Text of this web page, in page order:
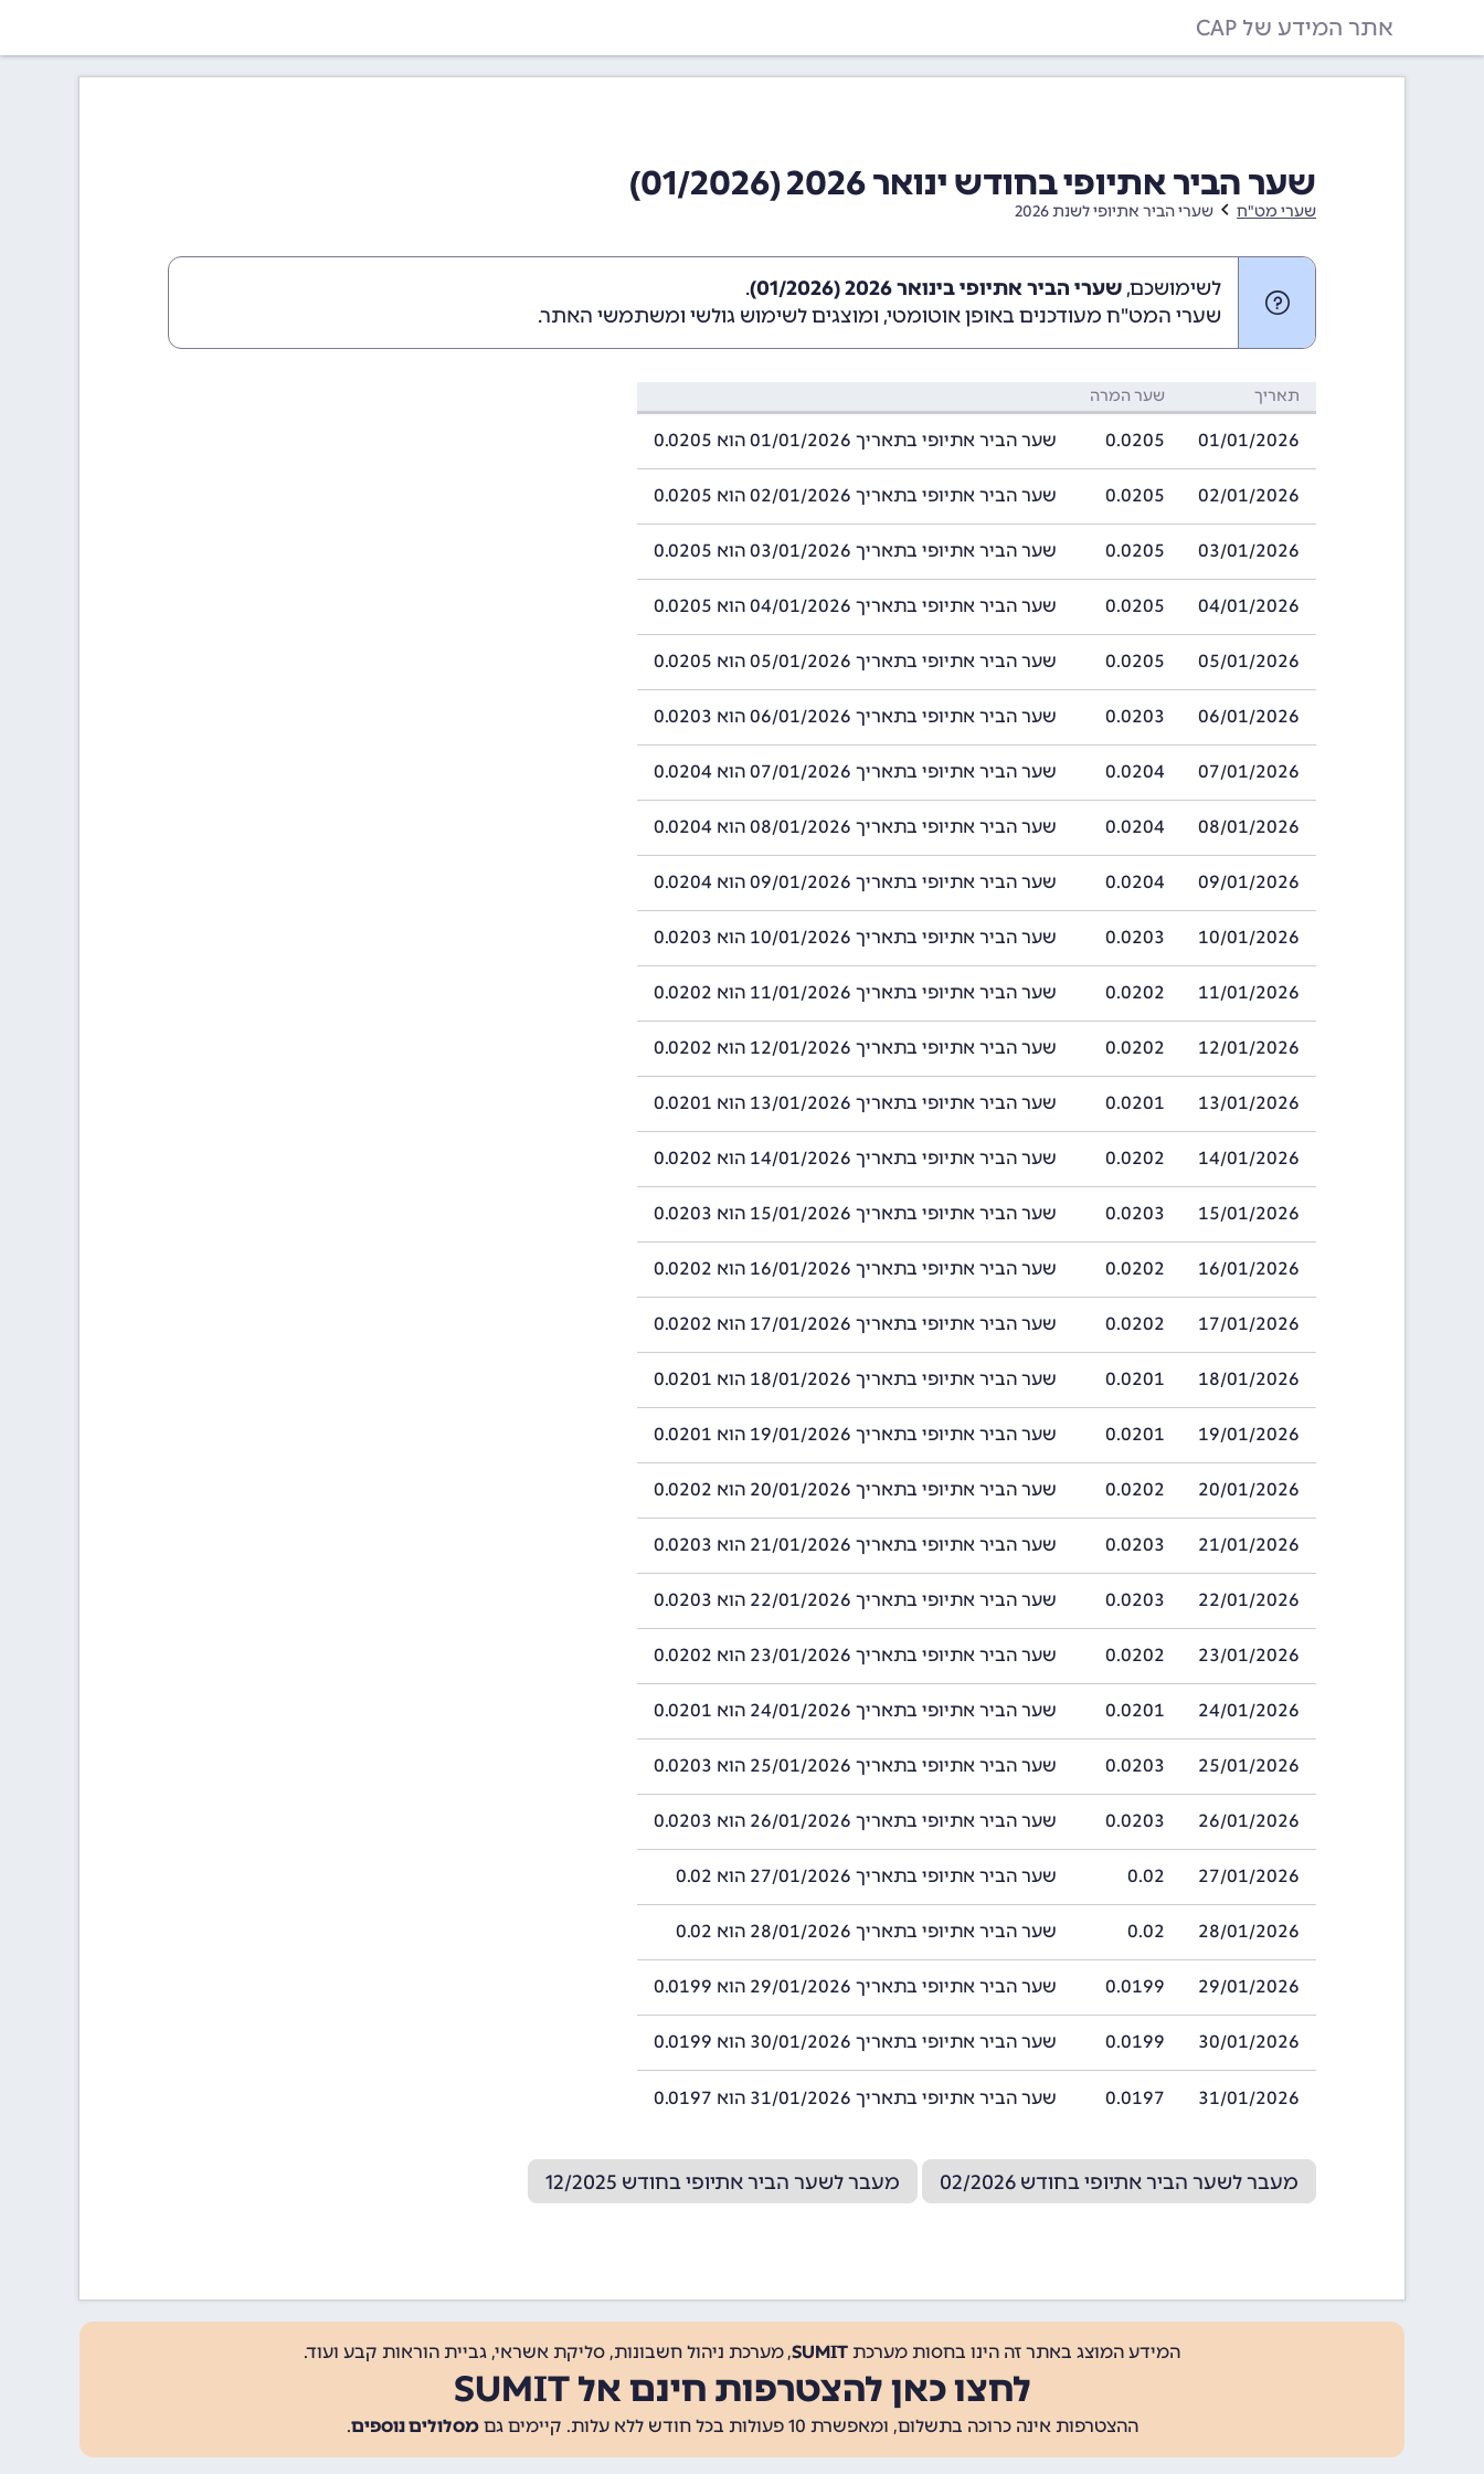
אתר המידע של CAP
שער הביר אתיופי בחודש ינואר 2026 (01/2026)
שערי מט"ח שערי הביר אתיופי לשנת 2026
לשימושכם, שערי הביר אתיופי בינואר 2026 (01/2026)
.
שערי המט"ח מעודכנים באופן אוטומטי, ומוצגים לשימוש גולשי ומשתמשי האתר.
תאריך שער המרה
01/01/2026
0.0205 שער הביר אתיופי בתאריך 01/01/2026 הוא 0.0205
02/01/2026
0.0205 שער הביר אתיופי בתאריך 02/01/2026 הוא 0.0205
03/01/2026
0.0205 שער הביר אתיופי בתאריך 03/01/2026 הוא 0.0205
04/01/2026
0.0205 שער הביר אתיופי בתאריך 04/01/2026 הוא 0.0205
05/01/2026
0.0205 שער הביר אתיופי בתאריך 05/01/2026 הוא 0.0205
06/01/2026
0.0203 שער הביר אתיופי בתאריך 06/01/2026 הוא 0.0203
07/01/2026
0.0204 שער הביר אתיופי בתאריך 07/01/2026 הוא 0.0204
08/01/2026
0.0204 שער הביר אתיופי בתאריך 08/01/2026 הוא 0.0204
09/01/2026
0.0204 שער הביר אתיופי בתאריך 09/01/2026 הוא 0.0204
10/01/2026
0.0203 שער הביר אתיופי בתאריך 10/01/2026 הוא 0.0203
11/01/2026
0.0202 שער הביר אתיופי בתאריך 11/01/2026 הוא 0.0202
12/01/2026
0.0202 שער הביר אתיופי בתאריך 12/01/2026 הוא 0.0202
13/01/2026
0.0201 שער הביר אתיופי בתאריך 13/01/2026 הוא 0.0201
14/01/2026
0.0202 שער הביר אתיופי בתאריך 14/01/2026 הוא 0.0202
15/01/2026
0.0203 שער הביר אתיופי בתאריך 15/01/2026 הוא 0.0203
16/01/2026
0.0202 שער הביר אתיופי בתאריך 16/01/2026 הוא 0.0202
17/01/2026
0.0202 שער הביר אתיופי בתאריך 17/01/2026 הוא 0.0202
18/01/2026
0.0201 שער הביר אתיופי בתאריך 18/01/2026 הוא 0.0201
19/01/2026
0.0201 שער הביר אתיופי בתאריך 19/01/2026 הוא 0.0201
20/01/2026
0.0202 שער הביר אתיופי בתאריך 20/01/2026 הוא 0.0202
21/01/2026
0.0203 שער הביר אתיופי בתאריך 21/01/2026 הוא 0.0203
22/01/2026
0.0203 שער הביר אתיופי בתאריך 22/01/2026 הוא 0.0203
23/01/2026
0.0202 שער הביר אתיופי בתאריך 23/01/2026 הוא 0.0202
24/01/2026
0.0201 שער הביר אתיופי בתאריך 24/01/2026 הוא 0.0201
25/01/2026
0.0203 שער הביר אתיופי בתאריך 25/01/2026 הוא 0.0203
26/01/2026
0.0203 שער הביר אתיופי בתאריך 26/01/2026 הוא 0.0203
27/01/2026
0.02 שער הביר אתיופי בתאריך 27/01/2026 הוא 0.02
28/01/2026
0.02 שער הביר אתיופי בתאריך 28/01/2026 הוא 0.02
29/01/2026
0.0199 שער הביר אתיופי בתאריך 29/01/2026 הוא 0.0199
30/01/2026
0.0199 שער הביר אתיופי בתאריך 30/01/2026 הוא 0.0199
31/01/2026
0.0197 שער הביר אתיופי בתאריך 31/01/2026 הוא 0.0197
מעבר לשער הביר אתיופי בחודש 02/2026 מעבר לשער הביר אתיופי בחודש 12/2025
המידע המוצג באתר זה הינו בחסות מערכת SUMIT, מערכת ניהול חשבונות, סליקת אשראי, גביית הוראות קבע ועוד.
לחצו כאן להצטרפות חינם אל SUMIT
ההצטרפות אינה כרוכה בתשלום, ומאפשרת 10 פעולות בכל חודש ללא עלות. קיימים גם מסלולים נוספים.